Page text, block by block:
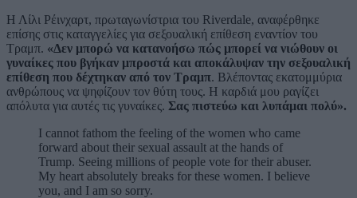
Η Λίλι Ρέινχαρτ, πρωταγωνίστρια του Riverdale, αναφέρθηκε
επίσης στις καταγγελίες για σεξουαλική επίθεση εναντίον του
Τραμπ. «Δεν μπορώ να κατανοήσω πώς μπορεί να νιώθουν οι
γυναίκες που βγήκαν μπροστά και αποκάλυψαν την σεξουαλική
επίθεση που δέχτηκαν από τον Τραμπ. Βλέποντας εκατομμύρια
ανθρώπους να ψηφίζουν τον θύτη τους. Η καρδιά μου ραγίζει
απόλυτα για αυτές τις γυναίκες. Σας πιστεύω και λυπάμαι πολύ».
I cannot fathom the feeling of the women who came
forward about their sexual assault at the hands of
Trump. Seeing millions of people vote for their abuser.
My heart absolutely breaks for these women. I believe
you, and I am so sorry.